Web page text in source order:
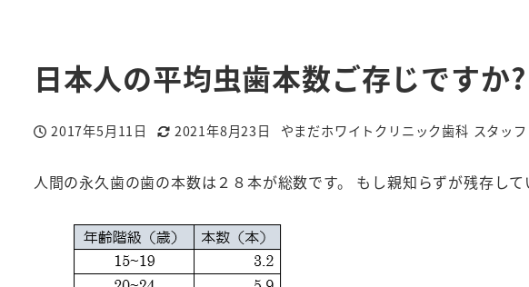
日本人の平均虫歯本数ご存じですか?
投稿日
2017年5月11日
更新日
2021年8月23日
著
やまだホワイトクリニック歯科 スタッフ
人間の永久歯の歯の本数は２８本が総数です。 もし親知らずが残存して